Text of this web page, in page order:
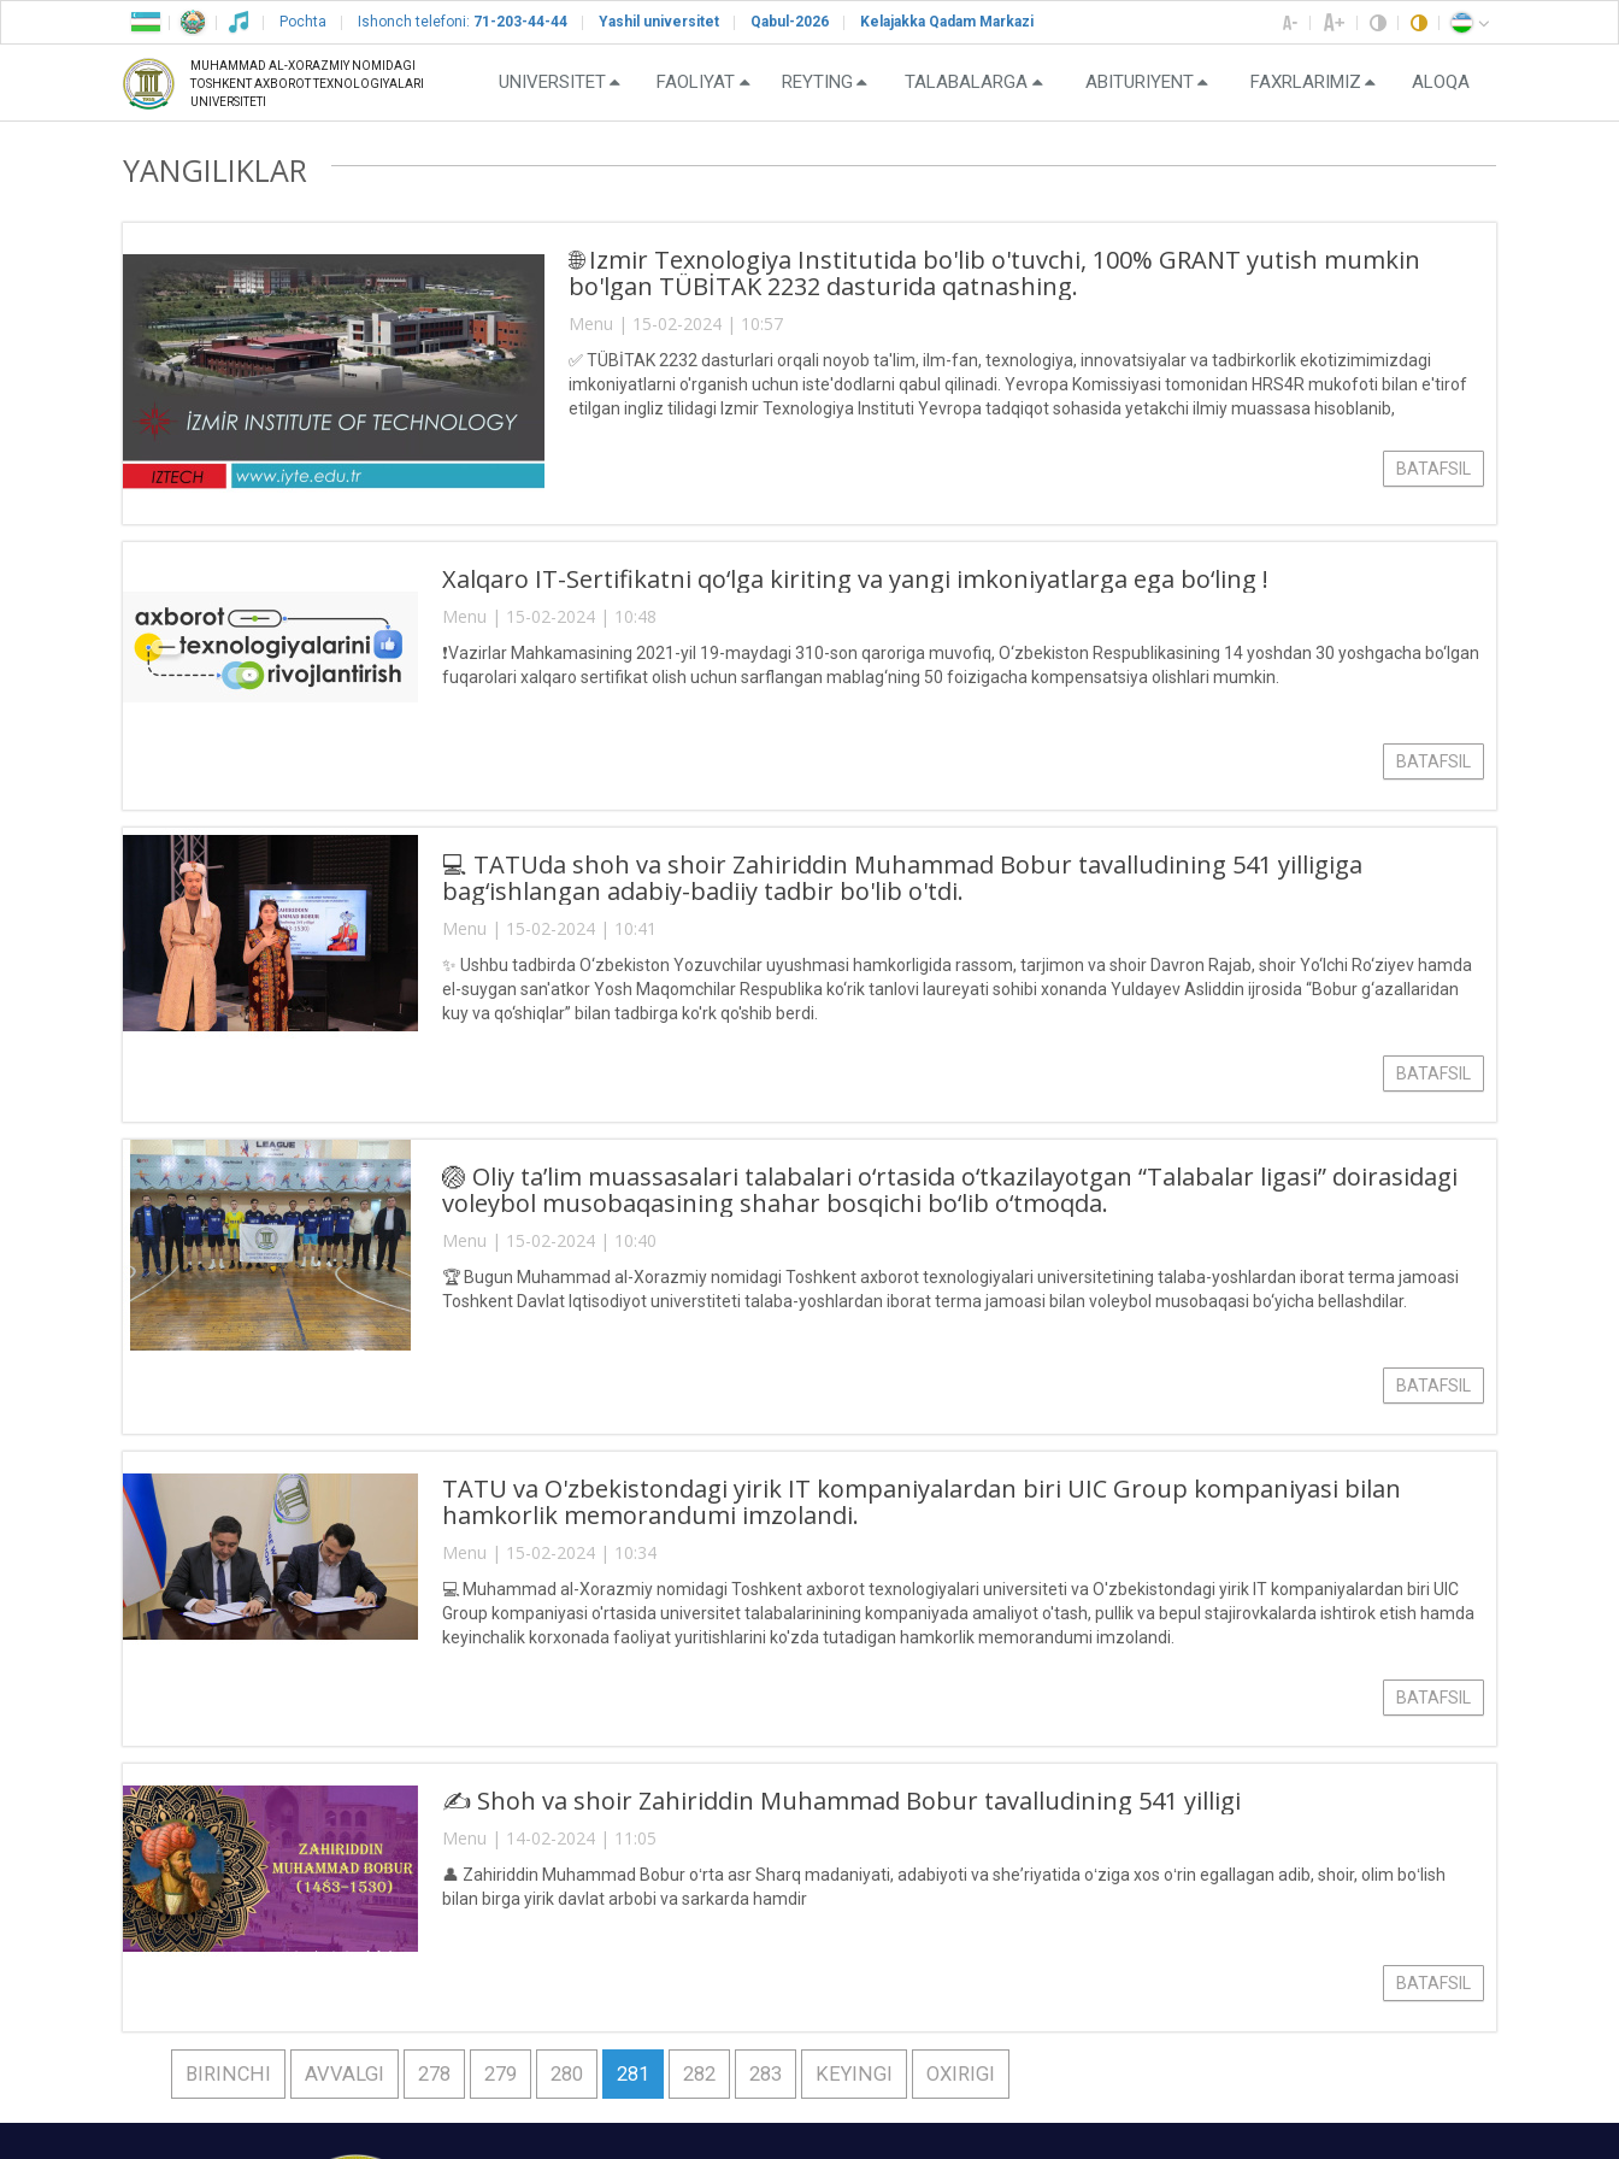
Pochta Ishonch telefoni: 71-203-44-44 Yashil universitet Qabul-2026 Kelajakka Qadam Markazi
MUHAMMAD AL-XORAZMIY NOMIDAGI
TOSHKENT AXBOROT TEXNOLOGIYALARI
UNIVERSITETI
UNIVERSITET FAOLIYAT REYTING TALABALARGA ABITURIYENT FAXRLARIMIZ ALOQA
YANGILIKLAR
🌐 Izmir Texnologiya Institutida bo'lib o'tuvchi, 100% GRANT yutish mumkin
bo'lgan TÜBİTAK 2232 dasturida qatnashing.
Menu | 15-02-2024 | 10:57
✅ TÜBİTAK 2232 dasturlari orqali noyob ta'lim, ilm-fan, texnologiya, innovatsiyalar va tadbirkorlik ekotizimimizdagi
imkoniyatlarni o'rganish uchun iste'dodlarni qabul qilinadi. Yevropa Komissiyasi tomonidan HRS4R mukofoti bilan e'tirof
etilgan ingliz tilidagi Izmir Texnologiya Instituti Yevropa tadqiqot sohasida yetakchi ilmiy muassasa hisoblanib,
BATAFSIL
Xalqaro IT-Sertifikatni qo‘lga kiriting va yangi imkoniyatlarga ega bo‘ling !
Menu | 15-02-2024 | 10:48
❗️Vazirlar Mahkamasining 2021-yil 19-maydagi 310-son qaroriga muvofiq, O‘zbekiston Respublikasining 14 yoshdan 30 yoshgacha bo‘lgan
fuqarolari xalqaro sertifikat olish uchun sarflangan mablag‘ning 50 foizigacha kompensatsiya olishlari mumkin.
BATAFSIL
💻 TATUda shoh va shoir Zahiriddin Muhammad Bobur tavalludining 541 yilligiga
bag‘ishlangan adabiy-badiiy tadbir bo'lib o'tdi.
Menu | 15-02-2024 | 10:41
✨ Ushbu tadbirda O‘zbekiston Yozuvchilar uyushmasi hamkorligida rassom, tarjimon va shoir Davron Rajab, shoir Yo‘lchi Ro‘ziyev hamda
el-suygan san'atkor Yosh Maqomchilar Respublika ko‘rik tanlovi laureyati sohibi xonanda Yuldayev Asliddin ijrosida “Bobur g‘azallaridan
kuy va qo‘shiqlar” bilan tadbirga ko'rk qo'shib berdi.
BATAFSIL
🏐 Oliy ta’lim muassasalari talabalari o‘rtasida o‘tkazilayotgan “Talabalar ligasi” doirasidagi
voleybol musobaqasining shahar bosqichi bo‘lib o‘tmoqda.
Menu | 15-02-2024 | 10:40
🏆 Bugun Muhammad al-Xorazmiy nomidagi Toshkent axborot texnologiyalari universitetining talaba-yoshlardan iborat terma jamoasi
Toshkent Davlat Iqtisodiyot universtiteti talaba-yoshlardan iborat terma jamoasi bilan voleybol musobaqasi bo‘yicha bellashdilar.
BATAFSIL
TATU va O'zbekistondagi yirik IT kompaniyalardan biri UIC Group kompaniyasi bilan
hamkorlik memorandumi imzolandi.
Menu | 15-02-2024 | 10:34
💻 Muhammad al-Xorazmiy nomidagi Toshkent axborot texnologiyalari universiteti va O'zbekistondagi yirik IT kompaniyalardan biri UIC
Group kompaniyasi o'rtasida universitet talabalarinining kompaniyada amaliyot o'tash, pullik va bepul stajirovkalarda ishtirok etish hamda
keyinchalik korxonada faoliyat yuritishlarini ko'zda tutadigan hamkorlik memorandumi imzolandi.
BATAFSIL
✍️ Shoh va shoir Zahiriddin Muhammad Bobur tavalludining 541 yilligi
Menu | 14-02-2024 | 11:05
👤 Zahiriddin Muhammad Bobur oʻrta asr Sharq madaniyati, adabiyoti va sheʼriyatida oʻziga xos oʻrin egallagan adib, shoir, olim boʻlish
bilan birga yirik davlat arbobi va sarkarda hamdir
BATAFSIL
BIRINCHI AVVALGI 278 279 280 281 282 283 KEYINGI OXIRIGI